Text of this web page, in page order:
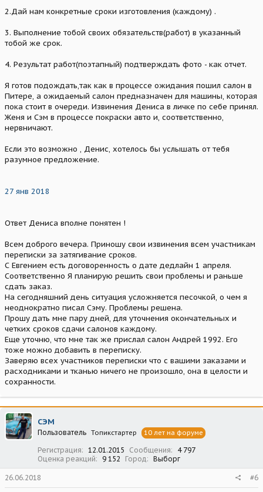
2.Дай нам конкретные сроки изготовления (каждому) .
3. Выполнение тобой своих обязательств(работ) в указанный
тобой же срок.
4. Результат работ(поэтапный) подтверждать фото - как отчет.
Я готов подождать,так как в процессе ожидания пошил салон в
Питере, а ожидаемый салон предназначен для машины, которая
пока стоит в очереди. Извинения Дениса в личке по себе принял.
Женя и Сэм в процессе покраски авто и, соответственно,
нервничают.
Если это возможно , Денис, хотелось бы услышать от тебя
разумное предложение.
27 янв 2018
Ответ Дениса вполне понятен !
Всем доброго вечера. Приношу свои извинения всем участникам
переписки за затягивание сроков.
С Евгением есть договоренность о дате дедлайн 1 апреля.
Соответственно Я планирую решить свои проблемы и раньше
сдать заказ.
На сегодняшний день ситуация усложняется песочкой, о чем я
неоднократно писал Сэму. Проблемы решена.
Прошу дать мне пару дней, для уточнения окончательных и
четких сроков сдачи салонов каждому.
Еще уточню, что мне так же прислал салон Андрей 1992. Его
тоже можно добавить в переписку.
Заверяю всех участников переписки что с вашими заказами и
расходниками и тканью ничего не произошло, она в целости и
сохранности.
СЭМ
Пользователь Топикстартер 10 лет на форуме
Регистрация 12.01.2015 Сообщения
4 797
Оценка реакций
9 152 Город Выборг
26.06.2018 #6